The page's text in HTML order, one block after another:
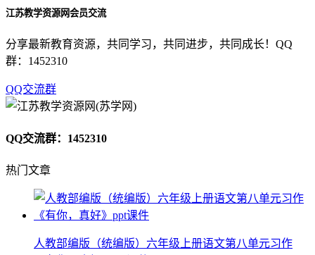
江苏教学资源网会员交流
分享最新教育资源，共同学习，共同进步，共同成长！QQ
群：1452310
QQ交流群
QQ交流群：1452310
热门文章
人教部编版（统编版）六年级上册语文第八单元习作